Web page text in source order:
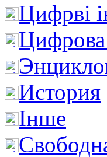
Цифрві
Цифрова
История
Інше